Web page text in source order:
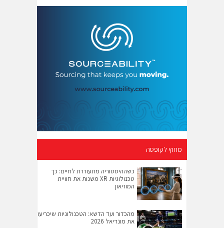
מחוץ לקופסה
כשההיסטוריה מתעוררת לחיים: כך
טכנולוגיות XR משנות את חוויית
המוזיאון
מהכדור ועד הדשא: הטכנולוגיות שיכריעו
את מונדיאל 2026